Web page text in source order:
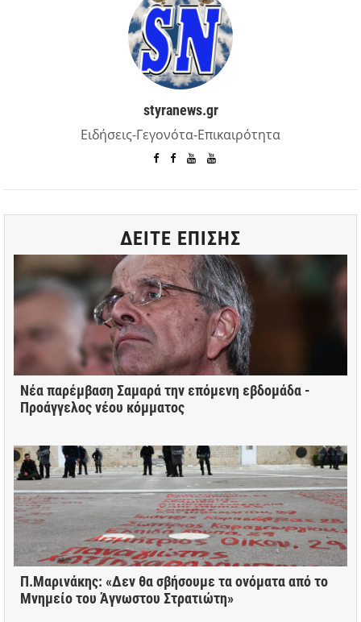
styranews.gr
Ειδήσεις-Γεγονότα-Επικαιρότητα
ΔΕΙΤΕ ΕΠΙΣΗΣ
Νέα παρέμβαση Σαμαρά την επόμενη εβδομάδα -
Προάγγελος νέου κόμματος
Π.Μαρινάκης: «Δεν θα σβήσουμε τα ονόματα από το
Μνημείο του Άγνωστου Στρατιώτη»